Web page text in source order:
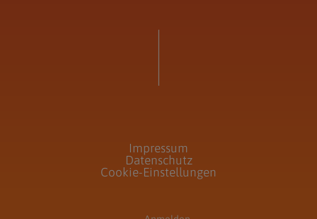
Impressum
Datenschutz
Cookie-Einstellungen